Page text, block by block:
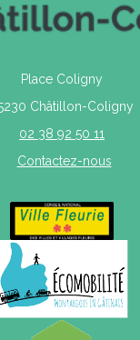
Place Coligny
Châtillon-Coligny
02 38 92 50 11
Contactez-nous